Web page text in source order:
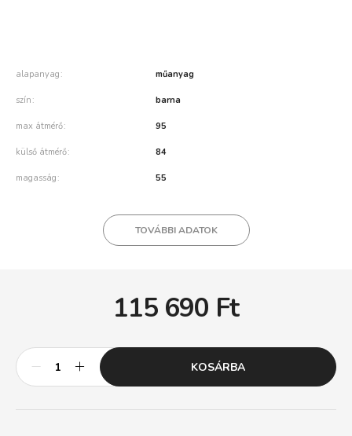
alapanyag műanyag
szín barna
max átmérő 95
külső átmérő 84
magasság 55
TOVÁBBI ADATOK
115 690 Ft
KOSÁRBA